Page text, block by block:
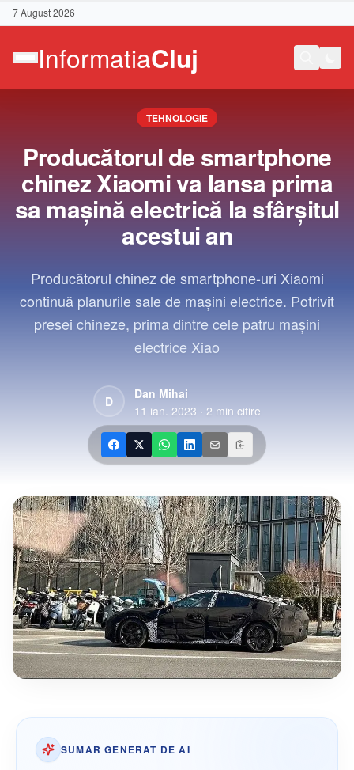
7 August 2026
Contact
TEHNOLOGIE
Producătorul de smartphone
chinez Xiaomi va lansa prima
sa mașină electrică la sfârșitul
acestui an
Producătorul chinez de smartphone-uri Xiaomi
continuă planurile sale de mașini electrice. Potrivit
presei chineze, prima dintre cele patru mașini
electrice Xiao
D
Dan Mihai
11 ian. 2023 · 2 min citire
SUMAR GENERAT DE AI